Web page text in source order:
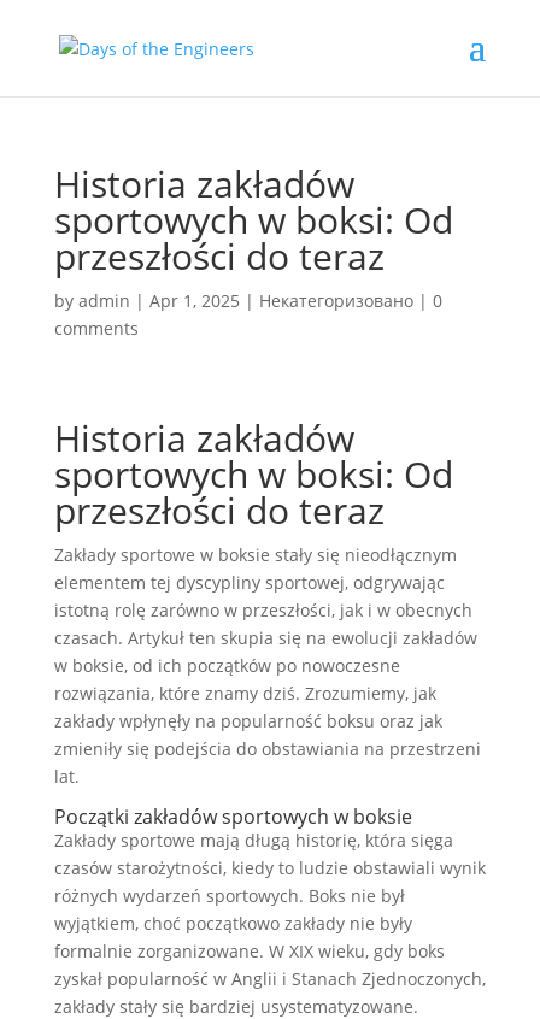
Historia zakładów
sportowych w boksi: Od
przeszłości do teraz
by admin | Apr 1, 2025 | Некатегоризовано| 0
comments
Historia zakładów
sportowych w boksi: Od
przeszłości do teraz
Zakłady sportowe w boksie stały się nieodłącznym
elementem tej dyscypliny sportowej, odgrywając
istotną rolę zarówno w przeszłości, jak i w obecnych
czasach. Artykuł ten skupia się na ewolucji zakładów
w boksie, od ich początków po nowoczesne
rozwiązania, które znamy dziś. Zrozumiemy, jak
zakłady wpłynęły na popularność boksu oraz jak
zmieniły się podejścia do obstawiania na przestrzeni
lat.
Początki zakładów sportowych w boksie
Zakłady sportowe mają długą historię, która sięga
czasów starożytności, kiedy to ludzie obstawiali wynik
różnych wydarzeń sportowych. Boks nie był
wyjątkiem, choć początkowo zakłady nie były
formalnie zorganizowane. W XIX wieku, gdy boks
zyskał popularność w Anglii i Stanach Zjednoczonych,
zakłady stały się bardziej usystematyzowane.